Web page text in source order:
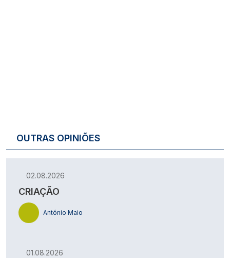
OUTRAS OPINIÕES
02.08.2026
CRIAÇÃO
António Maio
01.08.2026